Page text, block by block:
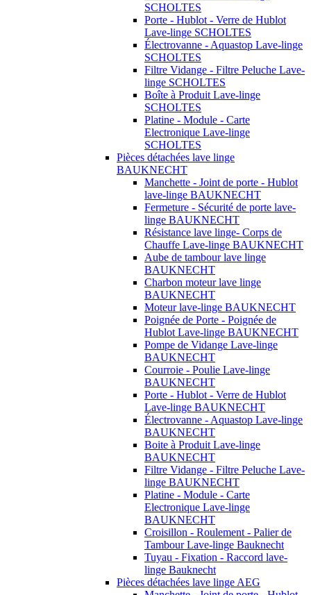
SCHOLTES
Porte - Hublot - Verre de Hublot
Lave-linge SCHOLTES
Électrovanne - Aquastop Lave-linge
SCHOLTES
Filtre Vidange - Filtre Peluche Lave-
linge SCHOLTES
Boîte à Produit Lave-linge
SCHOLTES
Platine - Module - Carte
Electronique Lave-linge
SCHOLTES
Pièces détachées lave linge
BAUKNECHT
Manchette - Joint de porte - Hublot
lave-linge BAUKNECHT
Fermeture - Sécurité de porte lave-
linge BAUKNECHT
Résistance lave linge- Corps de
Chauffe Lave-linge BAUKNECHT
Aube de tambour lave linge
BAUKNECHT
Charbon moteur lave linge
BAUKNECHT
Moteur lave-linge BAUKNECHT
Poignée de Porte - Poignée de
Hublot Lave-linge BAUKNECHT
Pompe de Vidange Lave-linge
BAUKNECHT
Courroie - Poulie Lave-linge
BAUKNECHT
Porte - Hublot - Verre de Hublot
Lave-linge BAUKNECHT
Électrovanne - Aquastop Lave-linge
BAUKNECHT
Boite à Produit Lave-linge
BAUKNECHT
Filtre Vidange - Filtre Peluche Lave-
linge BAUKNECHT
Platine - Module - Carte
Electronique Lave-linge
BAUKNECHT
Croisillon - Roulement - Palier de
Tambour Lave-linge Bauknecht
Tuyau - Fixation - Raccord lave-
linge Bauknecht
Pièces détachées lave linge AEG